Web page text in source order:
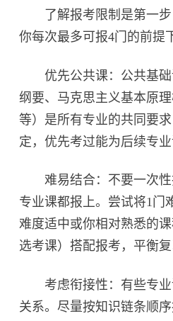
了解报考限制是第一步
你每次最多可报4门的前提
优先公共课：‌公共基础
纲要、马克思主义基本原理
等）是所有专业的共同要
定，优先考过能为后续专业
难易结合：‌不要一次性
专业课都报上。尝试将1门
难度适中或你相对熟悉的
选考课）搭配报考，平衡复
考虑衔接性：‌有些专业
关系。尽量按知识链条顺